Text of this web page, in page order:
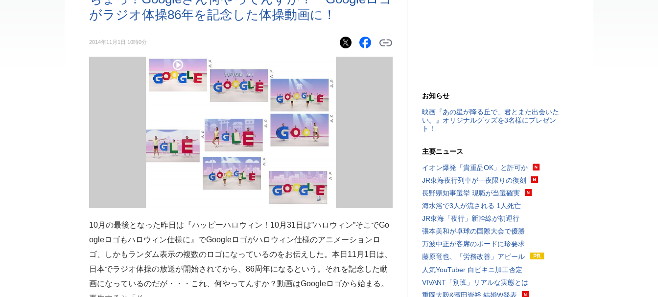
がラジオ体操86年を記念した体操動画に！
2014年11月1日 10時0分
10月の最後となった昨日は『ハッピーハロウィン！10月31日は”ハロウィン”そこでGo
ogleロゴもハロウィン仕様に』でGoogleロゴがハロウィン仕様のアニメーションロ
ゴ、しかもランダム表示の複数のロゴになっているのをお伝えした。本日11月1日は、
日本でラジオ体操の放送が開始されてから、86周年になるという。それを記念した動
画になっているのだが・・・これ、何やってんすか？動画はGoogleロゴから始まる。
お知らせ
映画『あの星が降る丘で、君とまた出会いた
い。』オリジナルグッズを3名様にプレゼン
ト！
主要ニュース
イオン爆発「貴重品OK」と許可か
JR東海夜行列車が一夜限りの復刻
長野県知事選挙 現職が当選確実
海水浴で3人が流される 1人死亡
JR東海「夜行」新幹線が初運行
張本美和が卓球の国際大会で優勝
万波中正が客席のボードに珍要求
藤原竜也、「労務改善」アピール
人気YouTuber 白ビキニ加工否定
VIVANT「別班」リアルな実態とは
重岡大毅&濱田崇裕 結婚W発表